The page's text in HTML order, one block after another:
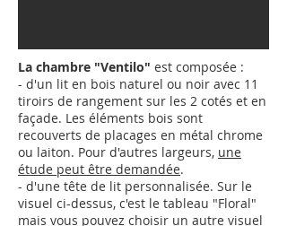
La chambre "Ventilo" est composée :
- d'un lit en bois naturel ou noir avec 11
tiroirs de rangement sur les 2 cotés et en
façade. Les éléments bois sont
recouverts de placages en métal chrome
ou laiton. Pour d'autres largeurs, une
étude peut être demandée.
- d'une tête de lit personnalisée. Sur le
visuel ci-dessus, c'est le tableau "Floral"
mais vous pouvez choisir un autre visuel